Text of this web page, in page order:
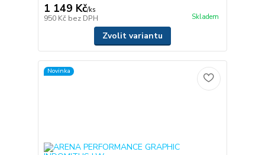
1 149 Kč/ks
950 Kč bez DPH Skladem
Zvolit variantu
Novinka